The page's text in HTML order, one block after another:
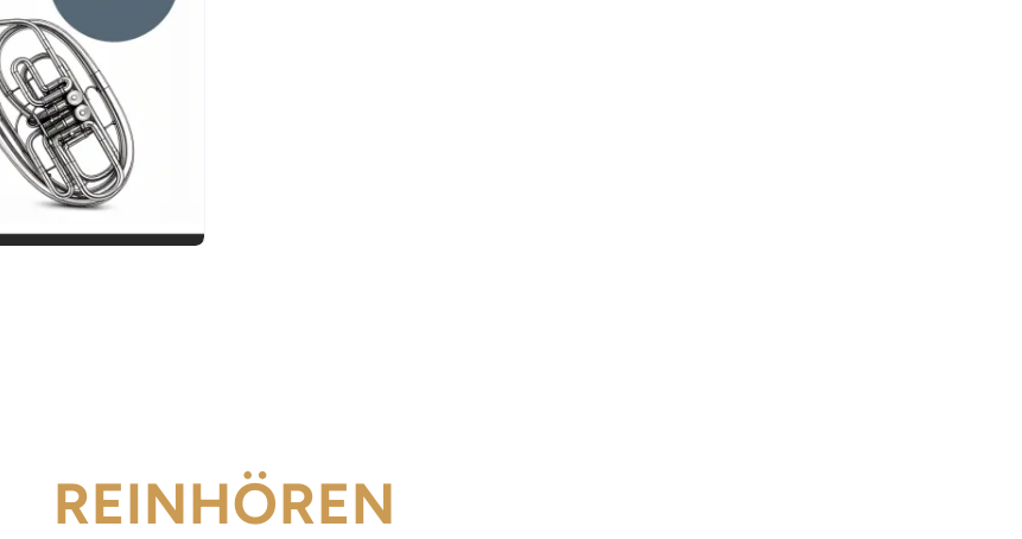
REINHÖREN